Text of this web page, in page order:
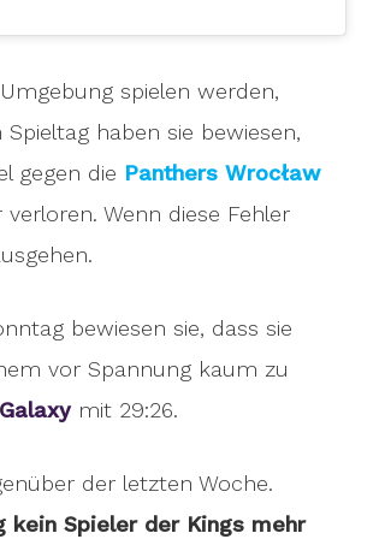
spielen werden,
haben sie bewiesen,
gegen die Panthers Wrocław
Wenn diese Fehler
bewiesen sie, dass sie
vor Spannung kaum zu
mit 29:26.
der letzten Woche.
kein Spieler der Kings mehr